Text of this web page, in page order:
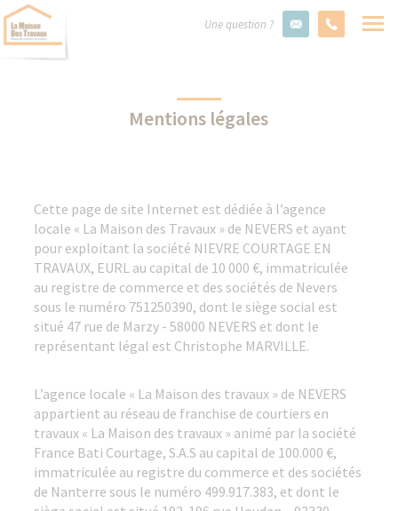
Une question ?
Mentions légales
Cette page de site Internet est dédiée à l’agence
locale « La Maison des Travaux » de NEVERS et ayant
pour exploitant la société NIEVRE COURTAGE EN
TRAVAUX, EURL au capital de 10 000 €, immatriculée
au registre de commerce et des sociétés de Nevers
sous le numéro 751250390, dont le siège social est
situé 47 rue de Marzy - 58000 NEVERS et dont le
représentant légal est Christophe MARVILLE.
L’agence locale « La Maison des travaux » de NEVERS
appartient au réseau de franchise de courtiers en
travaux « La Maison des travaux » animé par la société
France Bati Courtage, S.A.S au capital de 100.000 €,
immatriculée au registre du commerce et des sociétés
de Nanterre sous le numéro 499.917.383, et dont le